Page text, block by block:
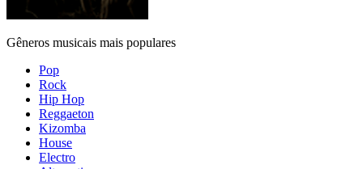
Gêneros musicais mais populares
Pop
Rock
Hip Hop
Reggaeton
Kizomba
House
Electro